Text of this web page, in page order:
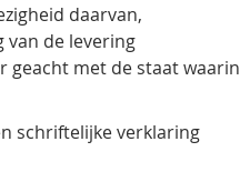
daarvan,
van de levering
geacht met de staat waarin
schriftelijke verklaring